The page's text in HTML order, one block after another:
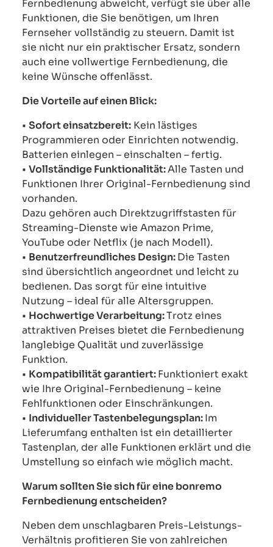
Fernbedienung abweicht, verfügt sie über alle
Funktionen, die Sie benötigen, um Ihren
Fernseher vollständig zu steuern. Damit ist
sie nicht nur ein praktischer Ersatz, sondern
auch eine vollwertige Fernbedienung, die
keine Wünsche offenlässt.
Die Vorteile auf einen Blick:
• Sofort einsatzbereit: Kein lästiges
Programmieren oder Einrichten notwendig.
Batterien einlegen – einschalten – fertig.
• Vollständige Funktionalität:Alle Tasten und
Funktionen Ihrer Original-Fernbedienung sind
vorhanden.
Dazu gehören auch Direktzugriffstasten für
Streaming-Dienste wie Amazon Prime,
YouTube oder Netflix (je nach Modell).
• Benutzerfreundliches Design:Die Tasten
sind übersichtlich angeordnet und leicht zu
bedienen. Das sorgt für eine intuitive
Nutzung – ideal für alle Altersgruppen.
• Hochwertige Verarbeitung:Trotz eines
attraktiven Preises bietet die Fernbedienung
langlebige Qualität und zuverlässige
Funktion.
• Kompatibilität garantiert:Funktioniert exakt
wie Ihre Original-Fernbedienung – keine
Fehlfunktionen oder Einschränkungen.
• Individueller Tastenbelegungsplan:Im
Lieferumfang enthalten ist ein detaillierter
Tastenplan, der alle Funktionen erklärt und die
Umstellung so einfach wie möglich macht.
Warum sollten Sie sich für eine bonremo
Fernbedienung entscheiden?
Neben dem unschlagbaren Preis-Leistungs-
Verhältnis profitieren Sie von zahlreichen